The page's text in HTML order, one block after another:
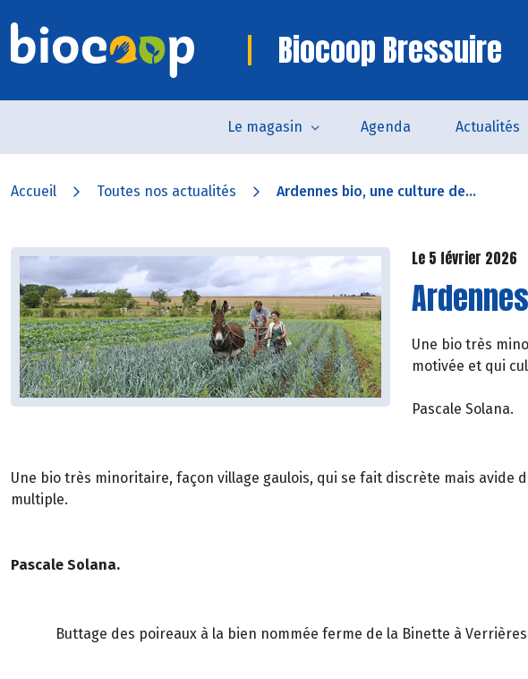
Biocoop Bressuire
Le magasin Agenda Actualités
Accueil Toutes nos actualités Ardennes bio, une culture de...
Le 5 février 2026
Une bio très
motivée et qui
Pascale Solana.
Une bio très minoritaire, façon village gaulois, qui se fait discrète mais
multiple.
Pascale Solana.
Buttage des poireaux à la bien nommée ferme de la Binette à